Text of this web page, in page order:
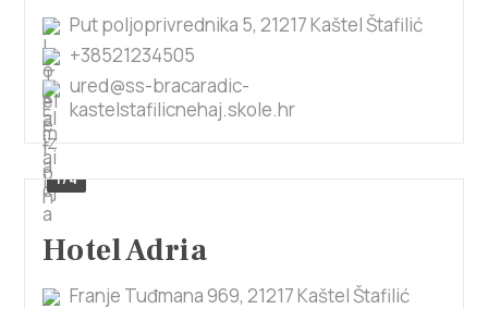
Put poljoprivrednika 5, 21217 Kaštel Štafilić
+38521234505
ured@ss-bracaradic-
kastelstafilicnehaj.skole.hr
1/4
Hotel Adria
Franje Tuđmana 969, 21217 Kaštel Štafilić